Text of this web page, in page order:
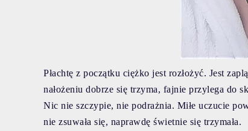
Płachtę z początku ciężko jest rozłożyć. Jest
nałożeniu dobrze się trzyma, fajnie przylega
Nic nie szczypie, nie podrażnia. Miłe uczucie
nie zsuwała się, naprawdę świetnie się trzymała.